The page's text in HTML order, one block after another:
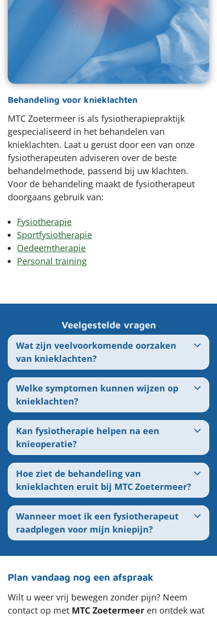
Behandeling voor knieklachten
MTC Zoetermeer is als fysiotherapiepraktijk
gespecialiseerd in het behandelen van
knieklachten. Laat u gerust door een van onze
fysiotherapeuten adviseren over de beste
behandelmethode, passend bij uw klachten.
Voor de behandeling maakt de fysiotherapeut
doorgaans gebruik van:
Fysiotherapie
Sportfysiotherapie
Oedeemtherapie
Personal training
Veelgestelde vragen
Wat zijn veelvoorkomende oorzaken
van knieklachten?
Welke symptomen kunnen wijzen op
knieklachten?
Kan fysiotherapie helpen na een
knieoperatie?
Hoe ziet de behandeling van
knieklachten eruit bij MTC Zoetermeer?
Wanneer moet ik een fysiotherapeut
raadplegen voor mijn kniepijn?
Plan vandaag nog een afspraak
Wilt u weer vrij bewegen zonder pijn? Neem
contact op met MTC Zoetermeer en ontdek wat